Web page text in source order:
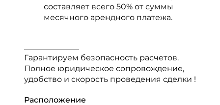
составляет всего 50% от суммы
месячного арендного платежа.
Гарантируем безопасность расчетов.
Полное юридическое сопровождение,
удобство и скорость проведения сделки !
Расположение